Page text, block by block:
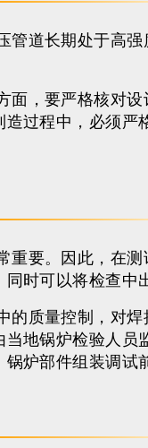
管道长期处于高
面，要严格核对
过程中，必须
重要。因此，在
时可以将检查中
的质量控制，对
地锅炉检验人
炉部件组装调试